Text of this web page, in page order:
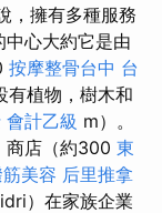
，擁有多種服務
心大約它是由
按摩整骨台中 台
有植物，樹木和
會計乙級 m）。
商店（約300 東
美容 后里推拿
）在家族企業